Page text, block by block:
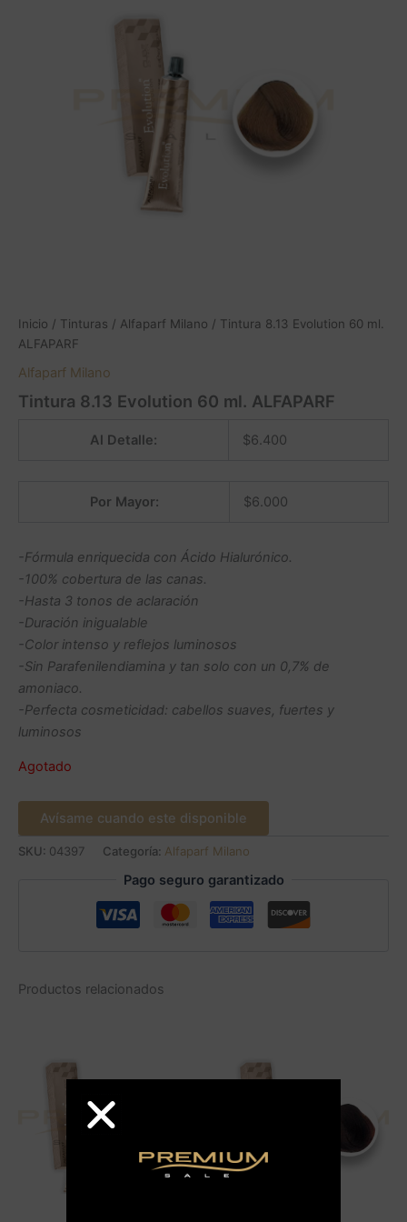
Inicio / Tinturas / Alfaparf Milano / Tintura 8.13 Evolution 60 ml.
ALFAPARF
Alfaparf Milano
Tintura 8.13 Evolution 60 ml. ALFAPARF
Al Detalle: $6.400
Por Mayor: $6.000
-Fórmula enriquecida con Ácido Hialurónico.
-100% cobertura de las canas.
-Hasta 3 tonos de aclaración
-Duración inigualable
-Color intenso y reflejos luminosos
-Sin Parafenilendiamina y tan solo con un 0,7% de
amoniaco.
-Perfecta cosmeticidad: cabellos suaves, fuertes y
luminosos
Agotado
Avísame cuando este disponible
SKU: 04397 Categoría: Alfaparf Milano
Pago seguro garantizado
Productos relacionados